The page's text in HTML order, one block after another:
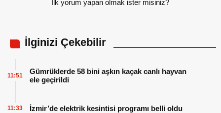
İlk yorum yapan olmak ister misiniz?
İlginizi Çekebilir
Gümrüklerde 58 bini aşkın kaçak canlı hayvan
ele geçirildi
11:51
İzmir’de elektrik kesintisi programı belli oldu
11:33